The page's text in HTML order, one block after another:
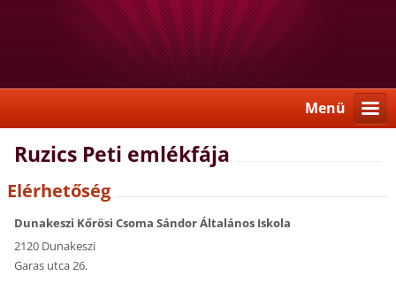
Menü
Ruzics Peti emlékfája
Elérhetőség
Dunakeszi Kőrösi Csoma Sándor Általános Iskola
2120 Dunakeszi
Garas utca 26.